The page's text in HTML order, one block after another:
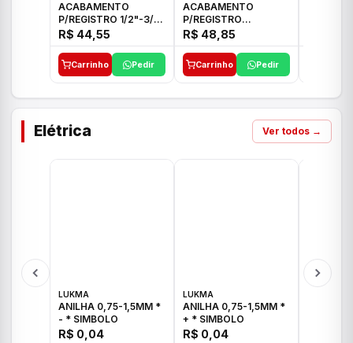
ACABAMENTO
P/REGISTRO 1/2"-3/4"
E 1"C21.PQ DECA
R$ 44,55
Carrinho Pedir
ACABAMENTO
P/REGISTRO
1/2"-3/4"-1" ACB M
CS 33 ICO
R$ 48,85
Carrinho Pedir
Elétrica Ver todos →
LUKMA
ANILHA 0,75-1,5MM *
- * SIMBOLO
R$ 0,04
LUKMA
ANILHA 0,75-1,5MM *
+ * SIMBOLO
R$ 0,04